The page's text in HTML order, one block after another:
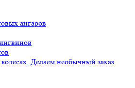
ангаров
Делаем необычный заказ